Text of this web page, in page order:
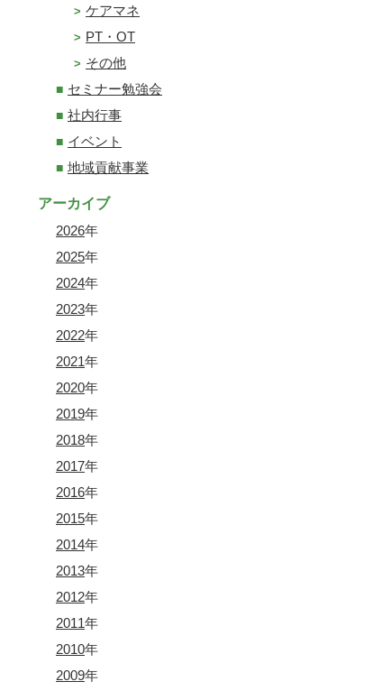
ケアマネ
PT・OT
その他
セミナー勉強会
社内行事
イベント
地域貢献事業
アーカイブ
2026年
2025年
2024年
2023年
2022年
2021年
2020年
2019年
2018年
2017年
2016年
2015年
2014年
2013年
2012年
2011年
2010年
2009年